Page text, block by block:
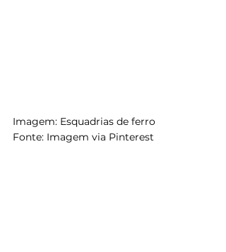
Imagem: Esquadrias de ferro
Fonte: Imagem via Pinterest